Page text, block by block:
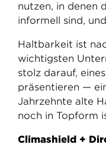
nutzen, in denen
informell sind,
Haltbarkeit ist
wichtigsten
stolz darauf,
präsentieren —
Jahrzehnte alte
noch in Topform
Climashield +